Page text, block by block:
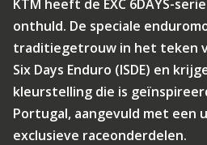
KTM heeft de EXC 6DAYS-
onthuld. De speciale
traditiegetrouw in het teken
Six Days Enduro (ISDE) en
kleurstelling die is
Portugal, aangevuld met een
exclusieve raceonderdelen.